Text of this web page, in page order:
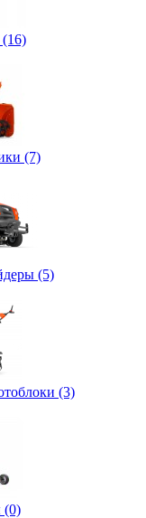
(7)
(5)
(3)
(0)